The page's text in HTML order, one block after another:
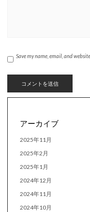
Save my name, email, and
アーカイブ
2025年11月
2025年2月
2025年1月
2024年12月
2024年11月
2024年10月